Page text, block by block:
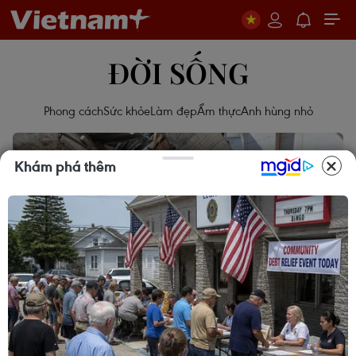
ĐỜI SỐNG
Phong cáchSức khỏeLàm đẹpẨm thựcAnh hùng nhỏ
Khám phá thêm